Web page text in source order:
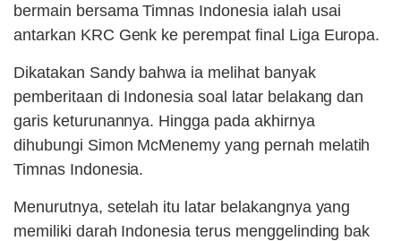
bermain bersama Timnas Indonesia ialah usai
antarkan KRC Genk ke perempat final Liga Europa.
Dikatakan Sandy bahwa ia melihat banyak
pemberitaan di Indonesia soal latar belakang dan
garis keturunannya. Hingga pada akhirnya
dihubungi Simon McMenemy yang pernah melatih
Timnas Indonesia.
Menurutnya, setelah itu latar belakangnya yang
memiliki darah Indonesia terus menggelinding bak